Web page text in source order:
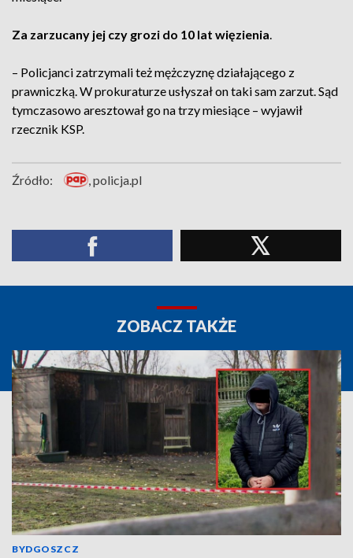
Za zarzucany jej czy grozi do 10 lat więzienia.
– Policjanci zatrzymali też mężczyznę działającego z
prawniczką. W prokuraturze usłyszał on taki sam zarzut. Sąd
tymczasowo aresztował go na trzy miesiące – wyjawił
rzecznik KSP.
Źródło: , policja.pl
ZOBACZ TAKŻE
BYDGOSZCZ